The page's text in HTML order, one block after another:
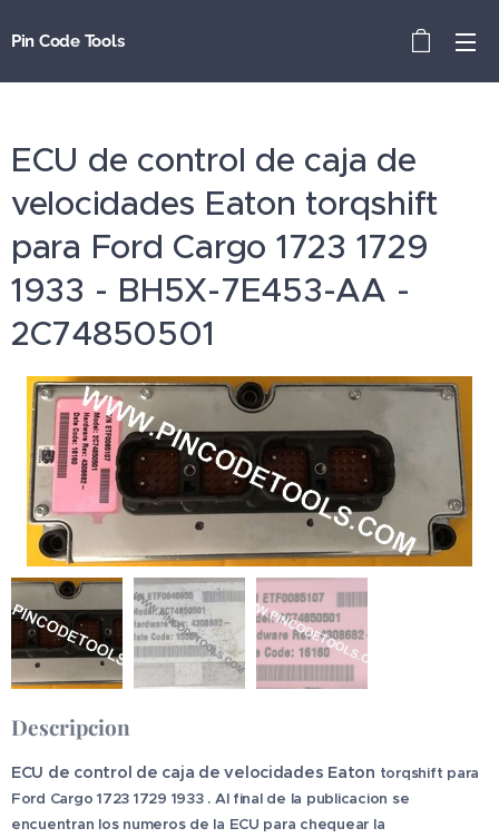
Pin Code Tools
ECU de control de caja de
velocidades Eaton torqshift
para Ford Cargo 1723 1729
1933 - BH5X-7E453-AA -
2C74850501
Descripcion
ECU de control de caja de velocidades Eaton torqshift para
Ford Cargo 1723 1729 1933 . Al final de la publicacion se
encuentran los numeros de la ECU para chequear la